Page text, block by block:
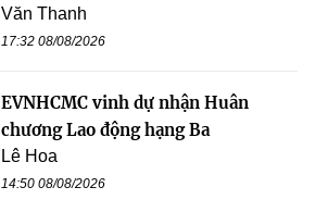
Văn Thanh
17:32 08/08/2026
EVNHCMC vinh dự nhận Huân
chương Lao động hạng Ba
Lê Hoa
14:50 08/08/2026